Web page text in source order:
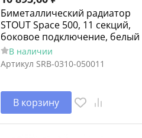
Биметаллический радиатор
STOUT Space 500, 11 секций,
боковое подключение, белый
В наличии
Артикул SRB-0310-050011
В корзину